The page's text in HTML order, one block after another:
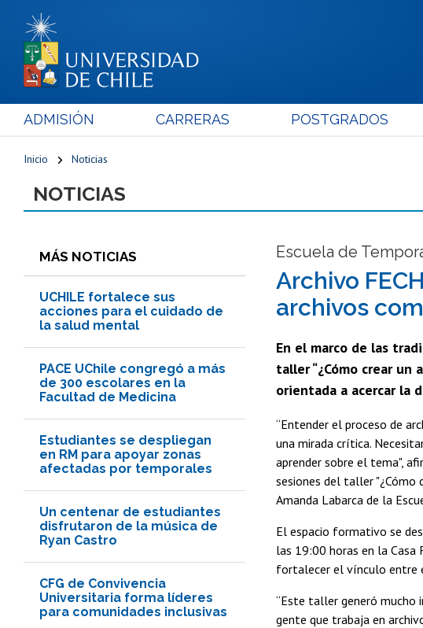
ADMISIÓN CARRERAS POSTGRADOS
Inicio Noticias
NOTICIAS
MÁS NOTICIAS
UCHILE fortalece sus
acciones para el cuidado de
la salud mental
PACE UChile congregó a más
de 300 escolares en la
Facultad de Medicina
Estudiantes se despliegan
en RM para apoyar zonas
afectadas por temporales
Un centenar de estudiantes
disfrutaron de la música de
Ryan Castro
CFG de Convivencia
Universitaria forma líderes
para comunidades inclusivas
Escuela de
Archivo
archivos
En el marco de las
taller “¿Cómo crear un
orientada a acercar la
“Entender el proceso de
una mirada crítica.
aprender sobre el tema",
sesiones del taller "¿Cómo
Amanda Labarca de la
El espacio formativo se
las 19:00 horas en la Casa
fortalecer el vínculo entre
“Este taller generó mucho
gente que trabaja en